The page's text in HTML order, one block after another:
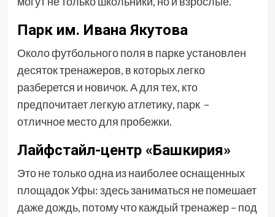
Парк им. Ивана Якутова
Около футбольного поля в парке установлен
десяток тренажеров, в которых легко
разберется и новичок. А для тех, кто
предпочитает легкую атлетику, парк –
отличное место для пробежки.
Лайфстайл-центр «Башкирия»
Это не только одна из наиболее оснащенных
площадок Уфы: здесь заниматься не помешает
даже дождь, потому что каждый тренажер – под